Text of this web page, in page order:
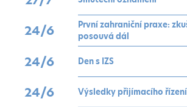
24/6
První zahraniční praxe:
posouvá dál
24/6 Den s IZS
24/6 Výsledky přijímacího řízení